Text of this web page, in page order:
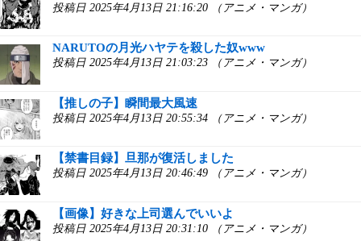
投稿日 2025年4月13日 21:16:20 （アニメ・マンガ）
NARUTOの月光ハヤテを殺した奴www
投稿日 2025年4月13日 21:03:23 （アニメ・マンガ）
【推しの子】瞬間最大風速
投稿日 2025年4月13日 20:55:34 （アニメ・マンガ）
【禁書目録】旦那が復活しました
投稿日 2025年4月13日 20:46:49 （アニメ・マンガ）
【画像】好きな上司選んでいいよ
投稿日 2025年4月13日 20:31:10 （アニメ・マンガ）